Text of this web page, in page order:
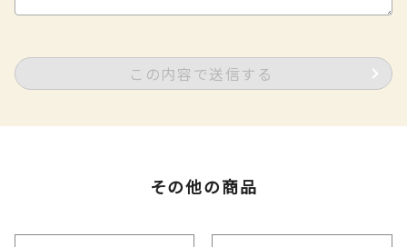
この内容で送信する
その他の商品